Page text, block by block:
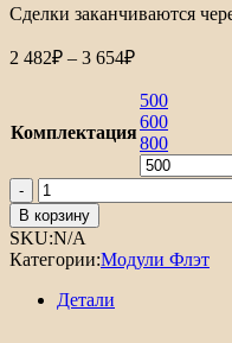
Сделки заканчиваются
2 482₽ – 3 654₽Диапазон
2
482₽
–
Комплектация
500
600
800
Количество
товара
Шкаф
верхний
горизонтальный
остекленный
Флэт
В корзину
SKU:N/A
Категории:Модули Флэт
Детали